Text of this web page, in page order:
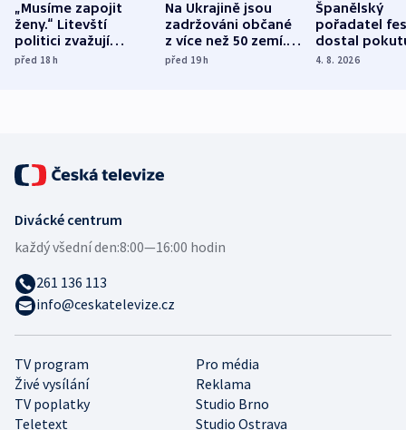
„Musíme zapojit
ženy.“ Litevští
politici zvažují
dohodu o
před 18h
Na Ukrajině jsou
zadržováni občané
z více než 50 zemí.
Bojovali na straně
před 19h
Španělský
pořadatel
dostal
nekalé
4. 8. 2026
TV program
Pro média
Živé vysílání
Reklama
TV poplatky
Studio Brno
Teletext
Studio Ostrava
Divácké centrum
každý všední den:8:00—16:00 hodin
261 136 113
info@ceskatelevize.cz